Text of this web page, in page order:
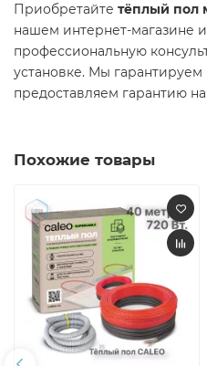
Приобретайте тёплый пол
нашем интернет-магазине
профессиональную
установке. Мы
предоставляем гарантию на
Похожие товары